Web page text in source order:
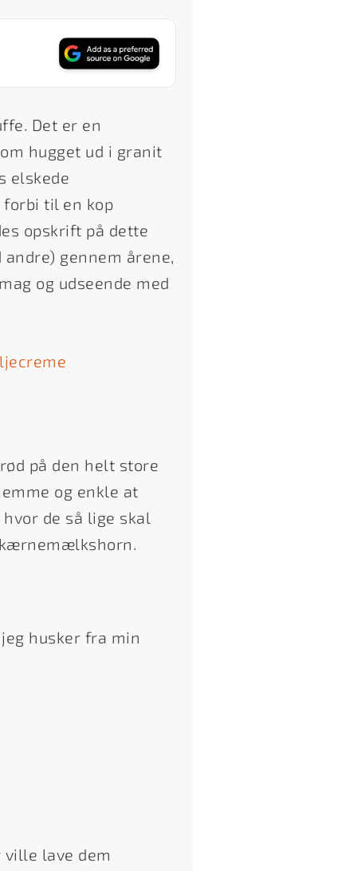
Det er en
hugget ud i granit
elskede
til en kop
opskrift på dette
gennem årene,
og udseende med
på den helt store
og enkle at
de så lige skal
kærnemælkshorn.
husker fra min
lave dem